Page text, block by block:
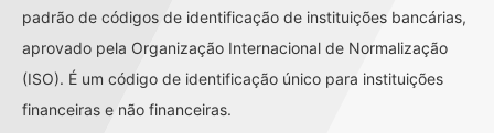
padrão de códigos de identificação de instituições bancárias,
aprovado pela Organização Internacional de Normalização
(ISO). É um código de identificação único para instituições
financeiras e não financeiras.